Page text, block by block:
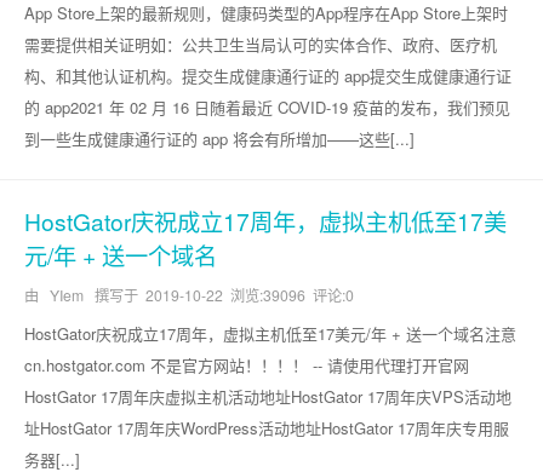
App Store上架的最新规则，健康码类型的App程序在App Store上架时
需要提供相关证明如：公共卫生当局认可的实体合作、政府、医疗机
构、和其他认证机构。提交生成健康通行证的 app提交生成健康通行证
的 app2021 年 02 月 16 日随着最近 COVID-19 疫苗的发布，我们预见
到一些生成健康通行证的 app 将会有所增加——这些[...]
HostGator庆祝成立17周年，虚拟主机低至17美
元/年 + 送一个域名
由 YIem 撰写于 2019-10-22 浏览:39096 评论:0
HostGator庆祝成立17周年，虚拟主机低至17美元/年 + 送一个域名注意
cn.hostgator.com 不是官方网站！！！！ -- 请使用代理打开官网
HostGator 17周年庆虚拟主机活动地址HostGator 17周年庆VPS活动地
址HostGator 17周年庆WordPress活动地址HostGator 17周年庆专用服
务器[...]